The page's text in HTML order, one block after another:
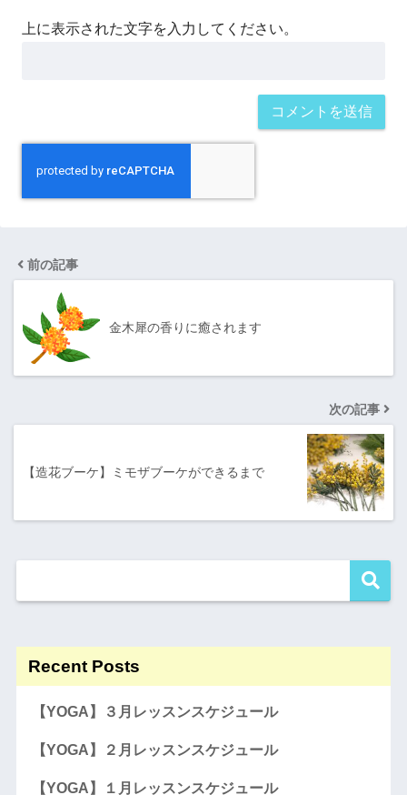
上に表示された文字を入力してください。
前の記事
金木犀の香りに癒されます
次の記事
【造花ブーケ】ミモザブーケができるまで
Recent Posts
【YOGA】３月レッスンスケジュール
【YOGA】２月レッスンスケジュール
【YOGA】１月レッスンスケジュール